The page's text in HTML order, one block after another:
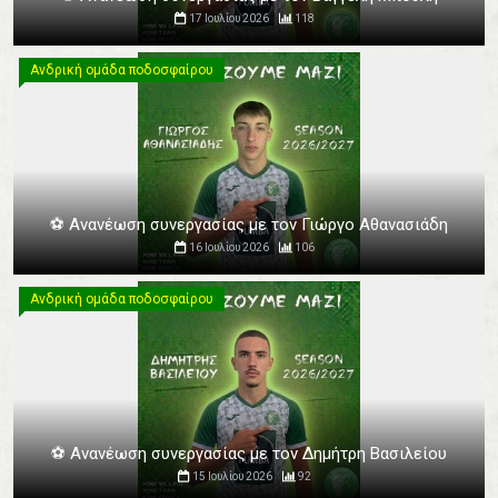
17 Ιουλίου 2026 118
Ανδρική ομάδα ποδοσφαίρου
Ανδρική ομάδα ποδοσφαίρου
⚽️ Ανανέωση συνεργασίας με τον Γιώργο Αθανασιάδη
16 Ιουλίου 2026 106
Ανδρική ομάδα ποδοσφαίρου
Ανδρική ομάδα ποδοσφαίρου
⚽️ Ανανέωση συνεργασίας με τον Δημήτρη Βασιλείου
15 Ιουλίου 2026 92